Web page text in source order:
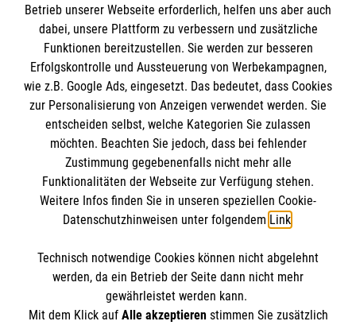
IBAN: DE10 3706 0120 1201 2000 12
BIC: GENODED 1PA7
Newsletter abonnieren
Cookies verwalten|AGB|Impressum|Datenschutz
Barrierefreiheit |Kontakt| Sharepoint|Mediathek
Betrieb unserer Webseite erforderlich, helfen uns aber auch
dabei, unsere Plattform zu verbessern und zusätzliche
Funktionen bereitzustellen. Sie werden zur besseren
Erfolgskontrolle und Aussteuerung von Werbekampagnen,
wie z.B. Google Ads, eingesetzt. Das bedeutet, dass Cookies
zur Personalisierung von Anzeigen verwendet werden. Sie
entscheiden selbst, welche Kategorien Sie zulassen
möchten. Beachten Sie jedoch, dass bei fehlender
Zustimmung gegebenenfalls nicht mehr alle
Funktionalitäten der Webseite zur Verfügung stehen.
Weitere Infos finden Sie in unseren speziellen Cookie-
Datenschutzhinweisen unter folgendem Link.
Technisch notwendige Cookies können nicht abgelehnt
werden, da ein Betrieb der Seite dann nicht mehr
gewährleistet werden kann.
Mit dem Klick auf Alle akzeptierenstimmen Sie zusätzlich